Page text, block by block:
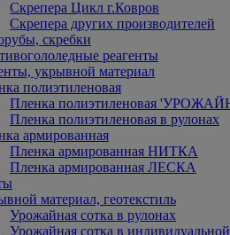
Скрепера Цикл г.Ковров
Скрепера других производителей
скребки
реагенты
укрывной материал
полиэтиленовая
Пленка полиэтиленовая
Пленка полиэтиленовая в рулонах
армированная
Пленка армированная НИТКА
Пленка армированная ЛЕСКА
материал, геотекстиль
Урожайная сотка в рулонах
Урожайная сотка в